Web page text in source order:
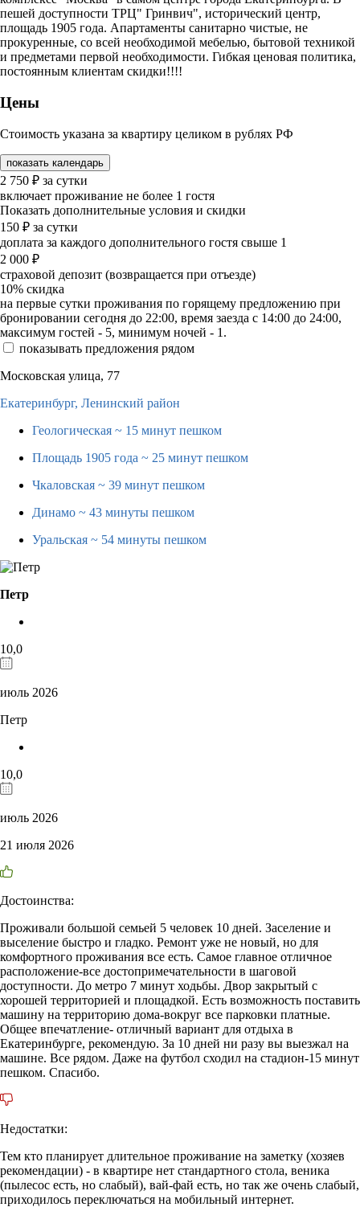
пешей доступности ТРЦ" Гринвич", исторический центр,
площадь 1905 года. Апартаменты санитарно чистые, не
прокуренные, со всей необходимой мебелью, бытовой техникой
и предметами первой необходимости. Гибкая ценовая политика,
постоянным клиентам скидки!!!!
Цены
Стоимость указана за квартиру целиком в рублях РФ
показать календарь
2 750 ₽ за сутки
включает проживание не более 1 гостя
Показать дополнительные условия и скидки
150 ₽ за сутки
доплата за каждого дополнительного гостя свыше 1
2 000 ₽
страховой депозит (возвращается при отъезде)
10% скидка
на первые сутки проживания по горящему предложению при
бронировании сегодня до 22:00, время заезда с 14:00 до 24:00,
максимум гостей - 5, минимум ночей - 1.
показывать предложения рядом
Московская улица, 77
Екатеринбург, Ленинский район
Геологическая ~ 15 минут пешком
Площадь 1905 года ~ 25 минут пешком
Чкаловская ~ 39 минут пешком
Динамо ~ 43 минуты пешком
Уральская ~ 54 минуты пешком
Петр
10,0
июль 2026
Петр
10,0
июль 2026
21 июля 2026
Достоинства:
Проживали большой семьей 5 человек 10 дней. Заселение и
выселение быстро и гладко. Ремонт уже не новый, но для
комфортного проживания все есть. Самое главное отличное
расположение-все достопримечательности в шаговой
доступности. До метро 7 минут ходьбы. Двор закрытый с
хорошей территорией и площадкой. Есть возможность поставить
машину на территорию дома-вокруг все парковки платные.
Общее впечатление- отличный вариант для отдыха в
Екатеринбурге, рекомендую. За 10 дней ни разу вы выезжал на
машине. Все рядом. Даже на футбол сходил на стадион-15 минут
пешком. Спасибо.
Недостатки:
Тем кто планирует длительное проживание на заметку (хозяев
рекомендации) - в квартире нет стандартного стола, веника
(пылесос есть, но слабый), вай-фай есть, но так же очень слабый,
приходилось переключаться на мобильный интернет.